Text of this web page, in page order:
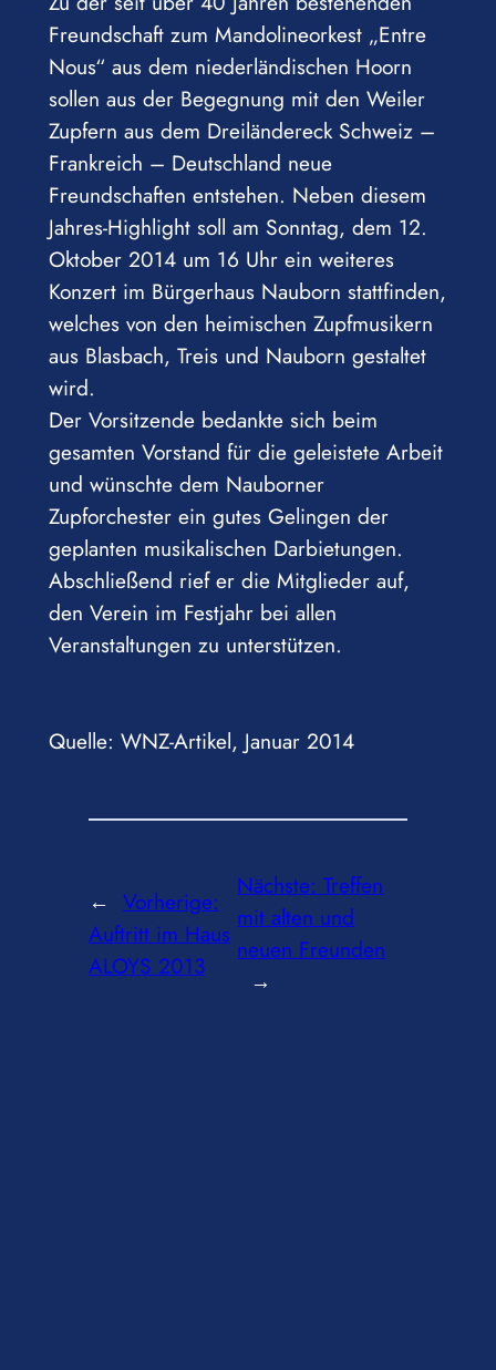
Freundschaft zum Mandolineorkest „Entre
Nous“ aus dem niederländischen Hoorn
sollen aus der Begegnung mit den Weiler
Zupfern aus dem Dreiländereck Schweiz –
Frankreich – Deutschland neue
Freundschaften entstehen. Neben diesem
Jahres-Highlight soll am Sonntag, dem 12.
Oktober 2014 um 16 Uhr ein weiteres
Konzert im Bürgerhaus Nauborn stattfinden,
welches von den heimischen Zupfmusikern
aus Blasbach, Treis und Nauborn gestaltet
wird.
Der Vorsitzende bedankte sich beim
gesamten Vorstand für die geleistete Arbeit
und wünschte dem Nauborner
Zupforchester ein gutes Gelingen der
geplanten musikalischen Darbietungen.
Abschließend rief er die Mitglieder auf,
den Verein im Festjahr bei allen
Veranstaltungen zu unterstützen.
Quelle: WNZ-Artikel, Januar 2014
← Vorherige:
Auftritt im Haus
ALOYS 2013
Nächste:Treffen
mit alten und
neuen Freunden
→